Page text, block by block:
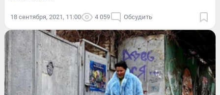
18 сентября, 2021, 11:00 4 059 Обсудить